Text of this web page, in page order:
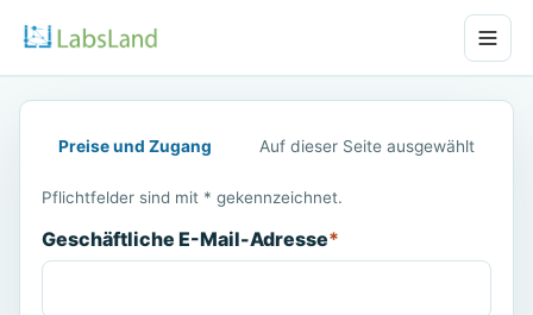
Preise und Zugang Auf dieser Seite ausgewählt
Pflichtfelder sind mit * gekennzeichnet.
Geschäftliche E-Mail-Adresse*